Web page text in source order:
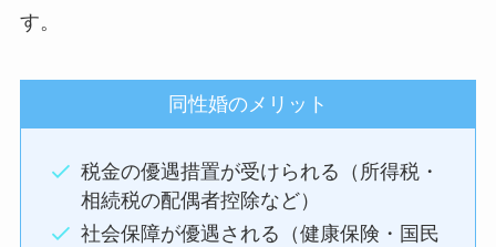
す。
同性婚のメリット
税金の優遇措置が受けられる（所得税・
相続税の配偶者控除など）
社会保障が優遇される（健康保険・国民